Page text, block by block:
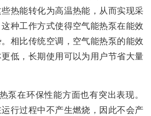
热能转化为高温热能，从而实现采
种工作方式使得空气能热泵在能效
相比传统空调，空气能热泵的能效
低，长期使用可以为用户节省大量
泵在环保性能方面也有突出表现。
行过程中不产生燃烧，因此不会产